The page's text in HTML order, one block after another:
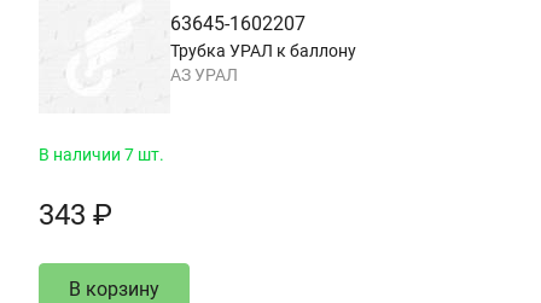
63645-1602207
Трубка УРАЛ к баллону
АЗ УРАЛ
В наличии 7 шт.
343 ₽
В корзину